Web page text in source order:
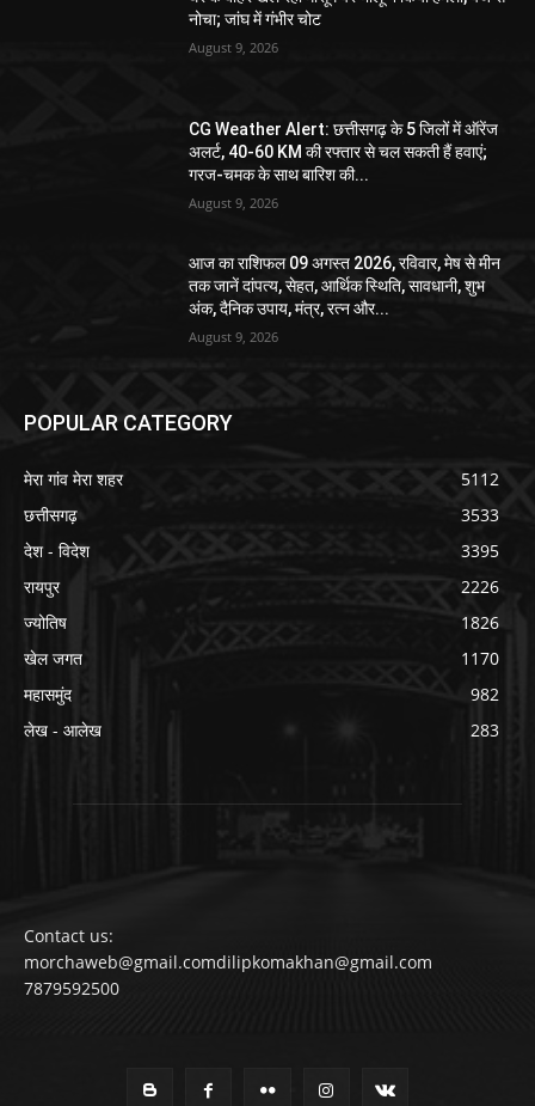
नोचा; जांघ में गंभीर चोट
August 9, 2026
CG Weather Alert: छत्तीसगढ़ के 5 जिलों में ऑरेंज
अलर्ट, 40-60 KM की रफ्तार से चल सकती हैं हवाएं;
गरज-चमक के साथ बारिश की...
August 9, 2026
आज का राशिफल 09 अगस्त 2026, रविवार, मेष से मीन
तक जानें दांपत्य, सेहत, आर्थिक स्थिति, सावधानी, शुभ
अंक, दैनिक उपाय, मंत्र, रत्न और...
August 9, 2026
POPULAR CATEGORY
मेरा गांव मेरा शहर
5112
छत्तीसगढ़
3533
देश - विदेश
3395
रायपुर
2226
ज्योतिष
1826
खेल जगत
1170
महासमुंद
982
लेख - आलेख
283
Contact us:
morchaweb@gmail.comdilipkomakhan@gmail.com
7879592500